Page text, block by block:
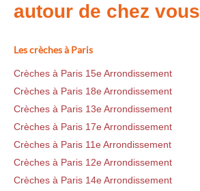
autour de chez vous
Les crèches à Paris
Crèches à Paris 15e Arrondissement
Crèches à Paris 18e Arrondissement
Crèches à Paris 13e Arrondissement
Crèches à Paris 17e Arrondissement
Crèches à Paris 11e Arrondissement
Crèches à Paris 12e Arrondissement
Crèches à Paris 14e Arrondissement